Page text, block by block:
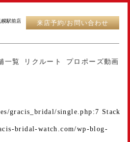
幌駅前店 来店予約/お問い合わせ
一覧 リクルート プロポーズ動画
gracis_bridal/single.php:7 Stack
bridal-watch.com/wp-blog-